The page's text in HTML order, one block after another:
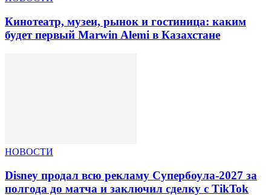
Кинотеатр, музеи, рынок и гостиница: каким
будет первый Marwin Alemi в Казахстане
НОВОСТИ
Disney продал всю рекламу Супербоула-2027 за
полгода до матча и заключил сделку с TikTok